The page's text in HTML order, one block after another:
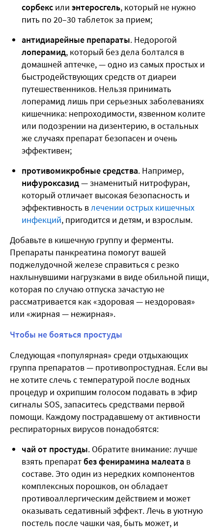
сорбекс или энтеросгель, который не нужно
пить по 20–30 таблеток за прием;
антидиарейные препараты. Недорогой
лоперамид, который без дела болтался в
домашней аптечке, — одно из самых простых и
быстродействующих средств от диареи
путешественников. Нельзя принимать
лоперамид лишь при серьезных заболеваниях
кишечника: непроходимости, язвенном колите
или подозрении на дизентерию, в остальных
же случаях препарат безопасен и очень
эффективен;
противомикробные средства. Например,
нифуроксазид— знаменитый нитрофуран,
который отличает высокая безопасность и
эффективность влечении острых кишечных
инфекций, пригодится и детям, и взрослым.
Добавьте в кишечную группу и ферменты.
Препараты панкреатина помогут вашей
поджелудочной железе справиться с резко
нахлынувшими нагрузками в виде обильной пищи,
которая по случаю отпуска зачастую не
рассматривается как «здоровая — нездоровая»
или «жирная — нежирная».
Чтобы не бояться простуды
Следующая «популярная» среди отдыхающих
группа препаратов — противопростудная. Если вы
не хотите слечь с температурой после водных
процедур и охрипшим голосом подавать в эфир
сигналы SOS, запаситесь средствами первой
помощи. Каждому пострадавшему от активности
респираторных вирусов понадобятся:
чай от простуды. Обратите внимание: лучше
взять препаратбез фенирамина малеата в
составе. Это один из нередких компонентов
комплексных порошков, он обладает
противоаллергическим действием и может
оказывать седативный эффект. Лечь в уютную
постель после чашки чая, быть может, и